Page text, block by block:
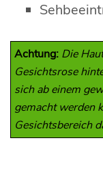
Achtung: Die
Gesichtsrose
sich ab einem
gemacht werden
Gesichtsbereich